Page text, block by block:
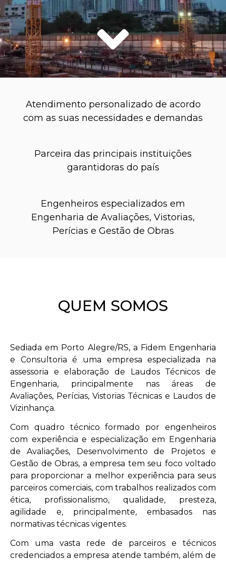
Atendimento personalizado de acordo
com as suas necessidades e demandas
Parceira das principais instituições
garantidoras do país
Engenheiros especializados em
Engenharia de Avaliações, Vistorias,
Perícias e Gestão de Obras
QUEM SOMOS
Sediada em Porto Alegre/RS, a Fidem Engenharia
e Consultoria é uma empresa especializada na
assessoria e elaboração de Laudos Técnicos de
Engenharia, principalmente nas áreas de
Avaliações, Perícias, Vistorias Técnicas e Laudos de
Vizinhança.
Com quadro técnico formado por engenheiros
com experiência e especialização em Engenharia
de Avaliações, Desenvolvimento de Projetos e
Gestão de Obras, a empresa tem seu foco voltado
para proporcionar a melhor experiência para seus
parceiros comerciais, com trabalhos realizados com
ética, profissionalismo, qualidade, presteza,
agilidade e, principalmente, embasados nas
normativas técnicas vigentes.
Com uma vasta rede de parceiros e técnicos
credenciados a empresa atende também, além de